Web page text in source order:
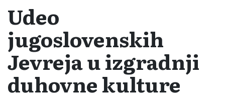
Udeo
jugoslovenskih
Jevreja u izgradnji
duhovne kulture